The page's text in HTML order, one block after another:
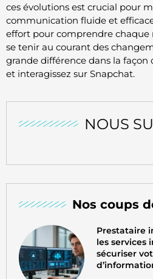
NOUS
Nos coups
Prestataire
les services
sécuriser
ces évolutions est crucial pour
communication fluide et
effort pour comprendre
se tenir au courant des
grande différence dans la
et interagissez sur Snapchat.